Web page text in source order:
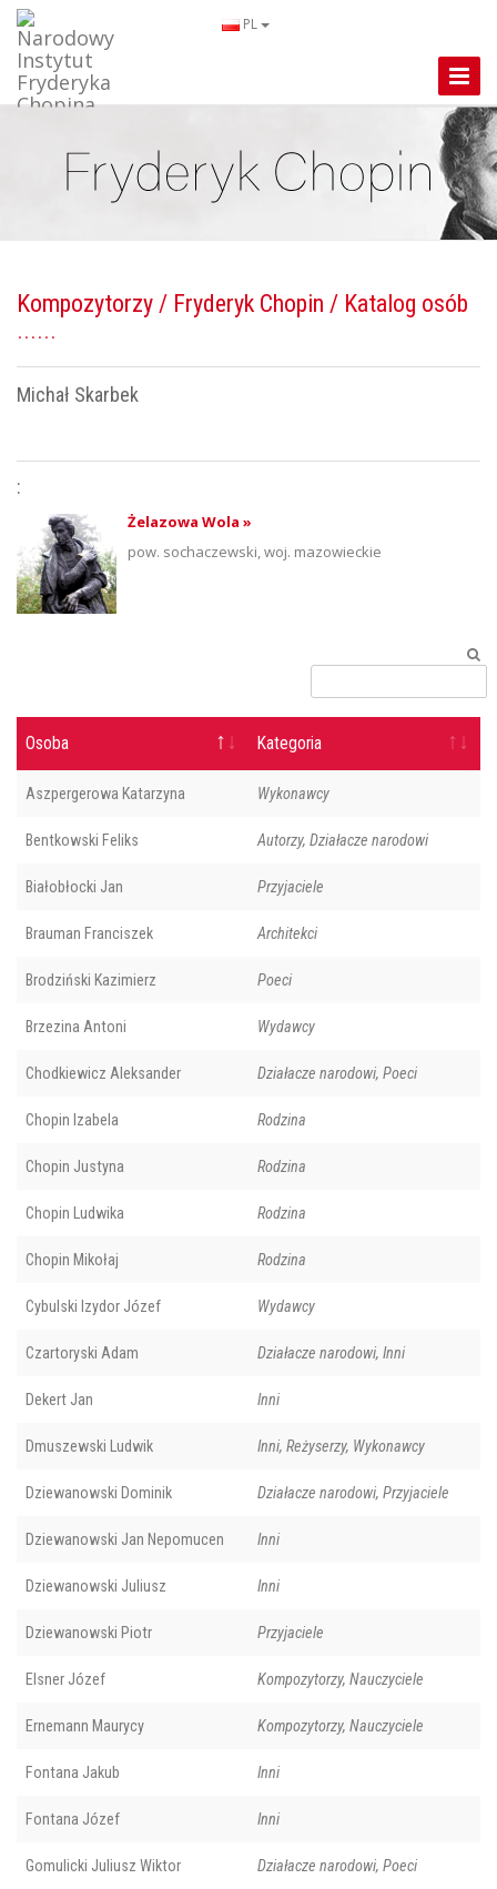
PL
Toggle
Kompozytorzy / Fryderyk Chopin / Katalog osób
Michał Skarbek
:
Żelazowa Wola »
pow. sochaczewski, woj. mazowieckie
Osoba Kategoria
Aszpergerowa Katarzyna Wykonawcy
Bentkowski Feliks Autorzy, Działacze narodowi
Białobłocki Jan Przyjaciele
Brauman Franciszek Architekci
Brodziński Kazimierz Poeci
Brzezina Antoni Wydawcy
Chodkiewicz Aleksander Działacze narodowi, Poeci
Chopin Izabela Rodzina
Chopin Justyna Rodzina
Chopin Ludwika Rodzina
Chopin Mikołaj Rodzina
Cybulski Izydor Józef Wydawcy
Czartoryski Adam Działacze narodowi, Inni
Dekert Jan Inni
Dmuszewski Ludwik Inni, Reżyserzy, Wykonawcy
Dziewanowski Dominik Działacze narodowi, Przyjaciele
Dziewanowski Jan Nepomucen Inni
Dziewanowski Juliusz Inni
Dziewanowski Piotr Przyjaciele
Elsner Józef Kompozytorzy, Nauczyciele
Ernemann Maurycy Kompozytorzy, Nauczyciele
Fontana Jakub Inni
Fontana Józef Inni
Gomulicki Juliusz Wiktor Działacze narodowi, Poeci